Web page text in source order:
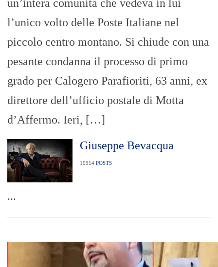
un’intera comunità che vedeva in lui
l’unico volto delle Poste Italiane nel
piccolo centro montano. Si chiude con una
pesante condanna il processo di primo
grado per Calogero Parafioriti, 63 anni, ex
direttore dell’ufficio postale di Motta
d’Affermo. Ieri, […]
Giuseppe Bevacqua
19514 POSTS
...